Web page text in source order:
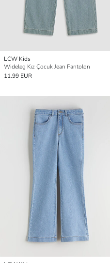
LCW Kids
Wideleg Kız Çocuk Jean Pantolon
11.99 EUR